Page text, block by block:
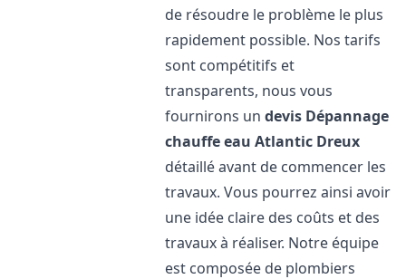
de résoudre le problème le plus
rapidement possible. Nos tarifs
sont compétitifs et
transparents, nous vous
fournirons undevis Dépannage
chauffe eau Atlantic Dreux
détaillé avant de commencer les
travaux. Vous pourrez ainsi avoir
une idée claire des coûts et des
travaux à réaliser. Notre équipe
est composée de plombiers